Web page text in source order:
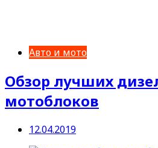
Авто и мото
Обзор лучших
мотоблоков
12.04.2019